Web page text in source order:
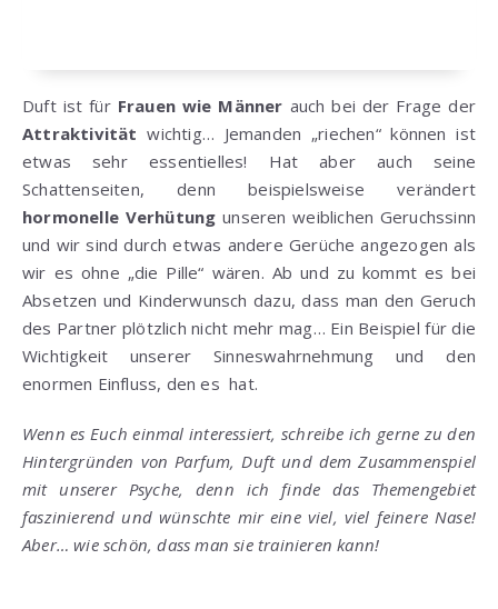
Duft ist für Frauen wie Männer auch bei der Frage der
Attraktivität wichtig… Jemanden „riechen“ können ist
etwas sehr essentielles! Hat aber auch seine
Schattenseiten, denn beispielsweise verändert
hormonelle Verhütung unseren weiblichen Geruchssinn
und wir sind durch etwas andere Gerüche angezogen als
wir es ohne „die Pille“ wären. Ab und zu kommt es bei
Absetzen und Kinderwunsch dazu, dass man den Geruch
des Partner plötzlich nicht mehr mag… Ein Beispiel für die
Wichtigkeit unserer Sinneswahrnehmung und den
enormen Einfluss, den es hat.
Wenn es Euch einmal interessiert, schreibe ich gerne zu den
Hintergründen von Parfum, Duft und dem Zusammenspiel
mit unserer Psyche, denn ich finde das Themengebiet
faszinierend und wünschte mir eine viel, viel feinere Nase!
Aber… wie schön, dass man sie trainieren kann!